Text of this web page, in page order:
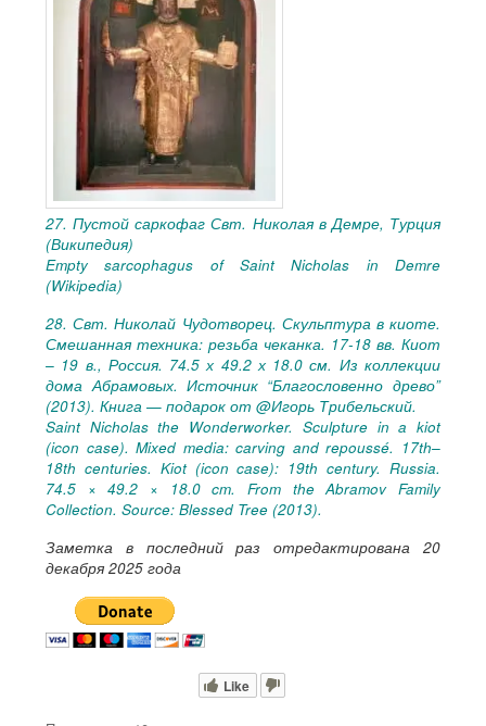
27. Пустой саркофаг Свт. Николая в Демре, Турция
(Википедия)
Empty sarcophagus of Saint Nicholas in Demre
(Wikipedia)
28.Свт. Николай Чудотворец. Скульптура в киоте.
Смешанная техника: резьба чеканка. 17-18 вв. Киот
– 19 в., Россия. 74.5 х 49.2 х 18.0 см. Из коллекции
дома Абрамовых. Источник “Благословенно древо”
(2013). Книга — подарок от @Игорь Трибельский.
Saint Nicholas the Wonderworker. Sculpture in a kiot
(icon case). Mixed media: carving and repoussé. 17th–
18th centuries. Kiot (icon case): 19th century. Russia.
74.5 × 49.2 × 18.0 cm.
From the Abramov Family
Collection.Source: Blessed Tree (2013).
Заметка в последний раз отредактирована 20
декабря 2025 года
Like